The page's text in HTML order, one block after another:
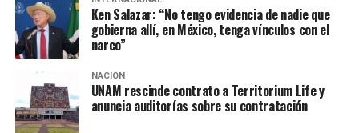
en riesgo a los migrantes, recordando episodios como el
reciente vivido en Tamaulipas, donde se encontró un
automóvil con migrantes que fueron calcinados.
NOTAS RELACIONADAS: AMLO
CENTROAMÉRICA
HONDURAS
INM JOE BIDEN
MARCELO EBRARD
MIGRACIÓN
Ken Salazar: “No tengo evidencia de nadie que
gobierna allí, en México, tenga vínculos con el
narco”
NACIÓN
UNAM rescinde contrato a Territorium Life y
anuncia auditorías sobre su contratación